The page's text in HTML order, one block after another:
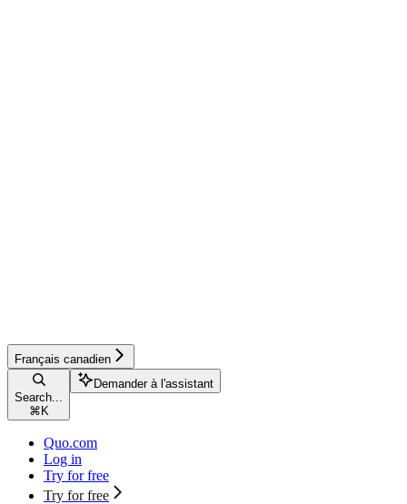
Français canadien
Search...
⌘ K
Demander à l'assistant
Quo.com
Log in
Try for free
Try for free